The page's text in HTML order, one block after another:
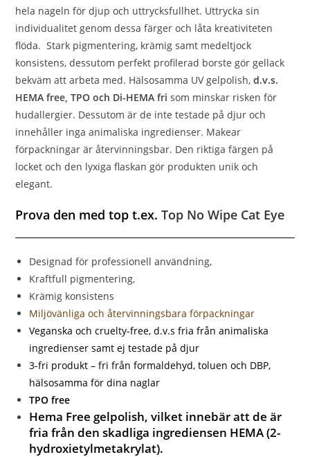
hela nageln för djup och uttrycksfullhet. Uttrycka sin
individualitet genom dessa färger och låta kreativiteten
flöda. Stark pigmentering, krämig samt medeltjock
konsistens, dessutom perfekt profilerad borste gör gellack
bekväm att arbeta med. Hälsosamma UV gelpolish,d.v.s.
HEMA free, TPO och Di-HEMA fri som minskar risken för
hudallergier. Dessutom är de inte testade på djur och
innehåller inga animaliska ingredienser. Makear
förpackningar är återvinningsbar. Den riktiga färgen på
locket och den lyxiga flaskan gör produkten unik och
elegant.
Prova den med top t.ex.Top No Wipe Cat Eye
Designad för professionell användning,
Kraftfull pigmentering,
Krämig konsistens
Miljövänliga och återvinningsbara förpackningar
Veganska och cruelty-free, d.v.s fria från animaliska
ingredienser samt ej testade på djur
3-fri produkt – fri från formaldehyd, toluen och DBP,
hälsosamma för dina naglar
TPO free
Hema Free gelpolish, vilket innebär att de är
fria från den skadliga ingrediensen HEMA (2-
hydroxietylmetakrylat).